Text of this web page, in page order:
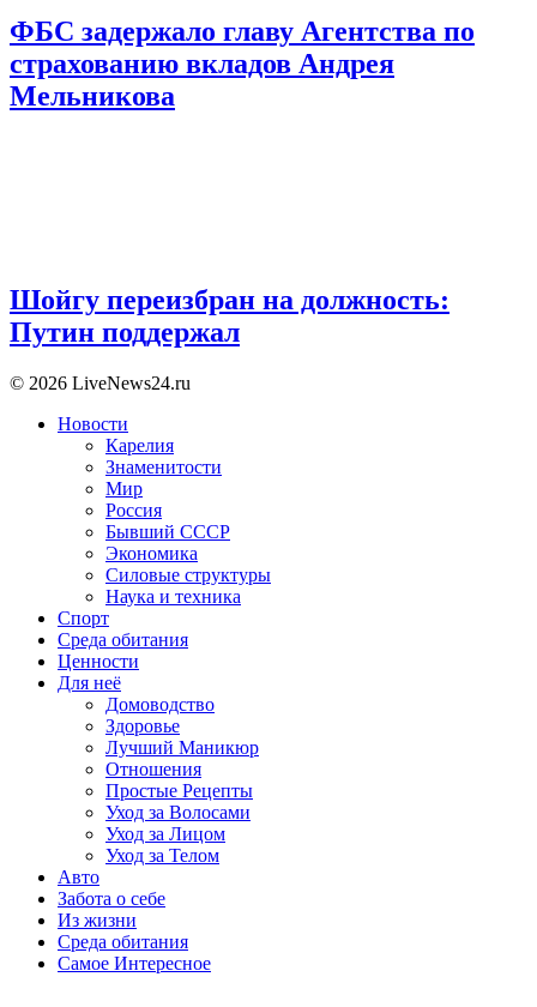
ФБС задержало главу Агентства по
страхованию вкладов Андрея
Мельникова
Шойгу переизбран на должность:
Путин поддержал
© 2026 LiveNews24.ru
Новости
Карелия
Знаменитости
Мир
Россия
Бывший СССР
Экономика
Силовые структуры
Наука и техника
Спорт
Среда обитания
Ценности
Для неё
Домоводство
Здоровье
Лучший Маникюр
Отношения
Простые Рецепты
Уход за Волосами
Уход за Лицом
Уход за Телом
Авто
Забота о себе
Из жизни
Среда обитания
Самое Интересное